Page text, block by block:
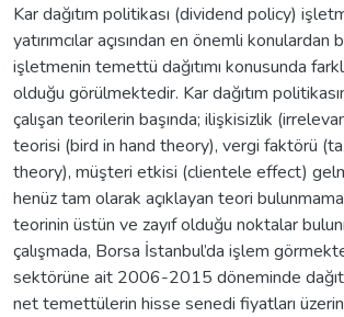
Kar dağıtım politikası (dividend policy)
yatırımcılar açısından en önemli konulardan
işletmenin temettü dağıtımı konusunda
olduğu görülmektedir. Kar dağıtım
çalışan teorilerin başında; ilişkisizlik
teorisi (bird in hand theory), vergi faktörü
theory), müşteri etkisi (clientele effect)
henüz tam olarak açıklayan teori
teorinin üstün ve zayıf olduğu noktalar
çalışmada, Borsa İstanbul’da işlem
sektörüne ait 2006-2015 döneminde
net temettülerin hisse senedi fiyatları